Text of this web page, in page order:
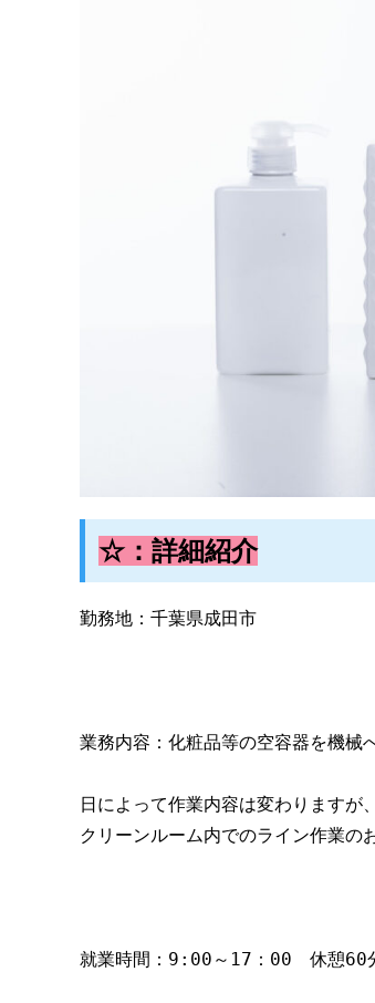
☆：詳細紹介
勤務地：千葉県成田市
業務内容：化粧品等の空容器を機械
日によって作業内容は変わりますが
クリーンルーム内でのライン作業の
就業時間：9:00～17：00　休憩60